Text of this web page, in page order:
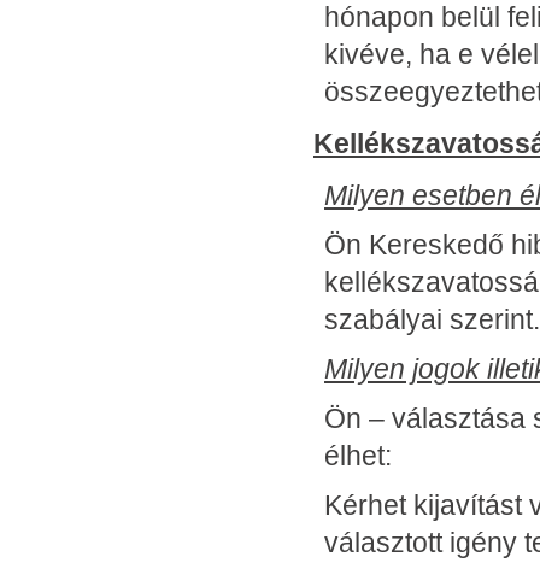
hónapon belül
kivéve, ha e
Milyen esetben
Ön Kereskedő
szabályai szerint.
Milyen jogok
Ön – választása
élhet:
Kérhet kijavítást
választott igény